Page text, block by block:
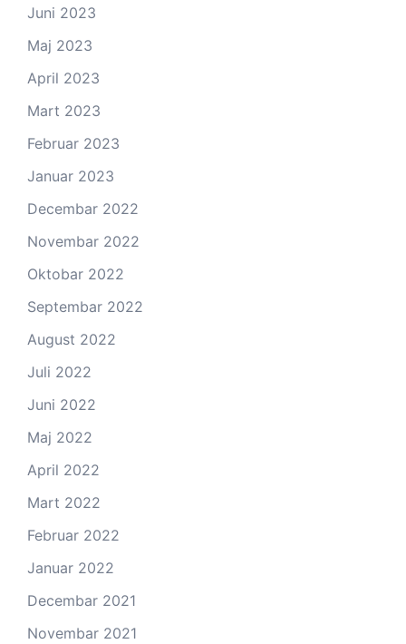
Juni 2023
Maj 2023
April 2023
Mart 2023
Februar 2023
Januar 2023
Decembar 2022
Novembar 2022
Oktobar 2022
Septembar 2022
August 2022
Juli 2022
Juni 2022
Maj 2022
April 2022
Mart 2022
Februar 2022
Januar 2022
Decembar 2021
Novembar 2021